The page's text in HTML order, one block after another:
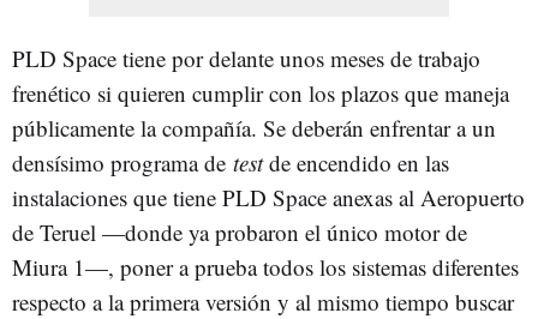
PLD Space tiene por delante unos meses de trabajo
frenético si quieren cumplir con los plazos que maneja
públicamente la compañía. Se deberán enfrentar a un
densísimo programa de testde encendido en las
instalaciones que tiene PLD Space anexas al Aeropuerto
de Teruel —donde ya probaron el único motor de
Miura 1—, poner a prueba todos los sistemas diferentes
respecto a la primera versión y al mismo tiempo buscar